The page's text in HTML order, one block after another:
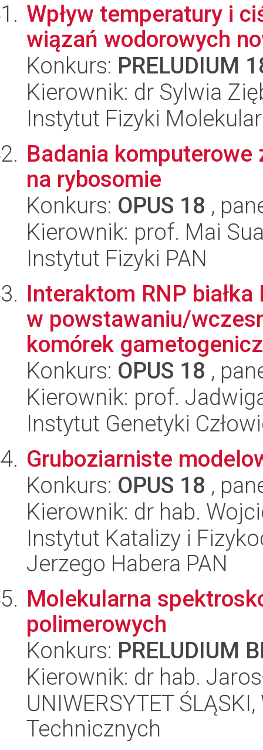
Wpływ temperatury i
wiązań wodorowych
Konkurs: PRELUDIUM
Kierownik: dr Sylwia
Instytut Fizyki
Badania komputerowe
na rybosomie
Konkurs: OPUS 18 ,
Kierownik: prof. Mai
Instytut Fizyki PAN
Interaktom RNP
w powstawaniu/
komórek
Konkurs: OPUS 18 ,
Kierownik: prof.
Instytut Genetyki
Gruboziarniste
Konkurs: OPUS 18 ,
Kierownik: dr hab.
Instytut Katalizy i
Jerzego Habera PAN
Molekularna
polimerowych
Konkurs: PRELUDIUM
Kierownik: dr hab.
UNIWERSYTET
Technicznych